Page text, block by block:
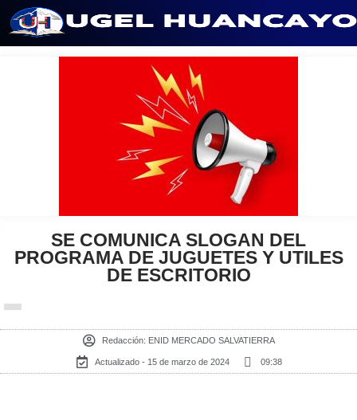
SE COMUNICA SLOGAN DEL
PROGRAMA DE JUGUETES Y UTILES
DE ESCRITORIO
Redacción: ENID MERCADO SALVATIERRA
Actualizado - 15 de marzo de 2024 09:38